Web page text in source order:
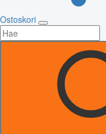
Ostoskori